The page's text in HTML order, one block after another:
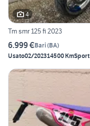
4
Tm smr 125 fi 2023
6.999 €Bari(BA)
Usato02/202314500 KmSport